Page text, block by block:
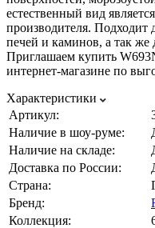
естественный вид
производителя. Подходит
печей и каминов, а так же
Приглашаем купить
интернет-магазине по
Характеристики
Артикул:
Наличие в шоу-руме:
Наличие на складе:
Доставка по России:
Страна:
Бренд:
Коллекция: